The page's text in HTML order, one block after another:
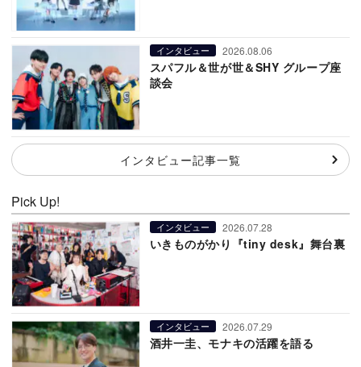
インタビュー 2026.08.06
スパフル＆世が世＆SHY グループ座
談会
インタビュー記事一覧
Pick Up!
インタビュー 2026.07.28
いきものがかり『tiny desk』舞台裏
インタビュー 2026.07.29
酒井一圭、モナキの活躍を語る